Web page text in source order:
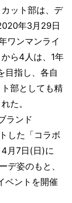
ット部は、デ
年3月 29 日
ワンマンライ
ら4 人は、 1年
目指し、各自
部としても精
た。
ランド
した「コラボ
4 月 7 日 ( 日 )に
デ姿のもと、
ベントを開催